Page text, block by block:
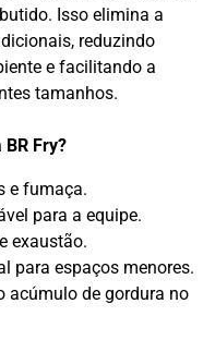
Isso elimina a
reduzindo
e facilitando a
tamanhos.
Fry?
e fumaça.
para a equipe.
exaustão.
para espaços menores.
acúmulo de gordura no